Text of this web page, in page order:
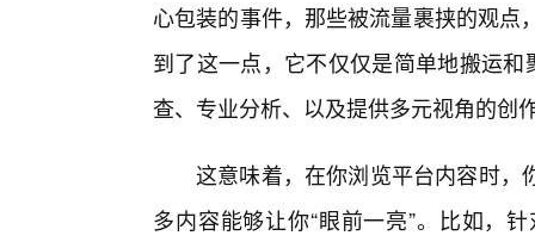
心包装的事件，那些被流量裹挟的观
到了这一点，它不仅仅是简单地搬运
查、专业分析、以及提供多元视角的创
这意味着，在你浏览平台内容时，
多内容能够让你“眼前一亮”。比如，